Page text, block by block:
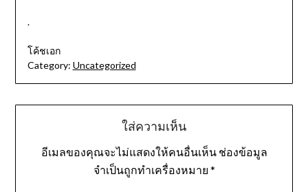
.
โค้ชเอก
Category: Uncategorized
ใส่ความเห็น
อีเมลของคุณจะไม่แสดงให้คนอื่นเห็น ช่องข้อมูล
จำเป็นถูกทำเครื่องหมาย *